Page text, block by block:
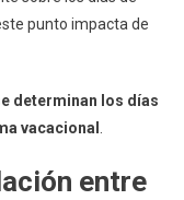
Vacacional:
Días
(Guía
Paso)
punto impacta de
determinan los días
vacacional
entre